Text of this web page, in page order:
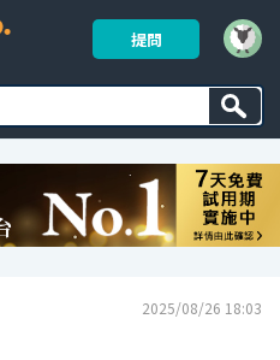
提問
2025/08/26 18:03